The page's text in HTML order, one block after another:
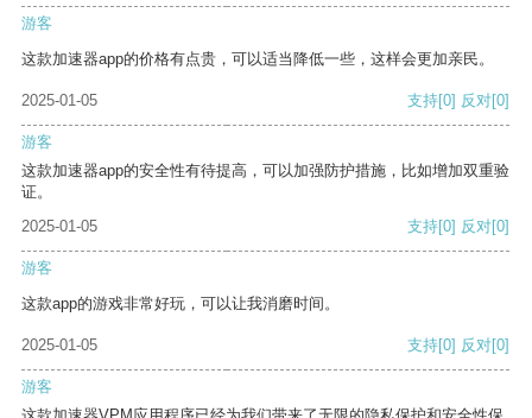
游客
这款加速器app的价格有点贵，可以适当降低一些，这样会更加亲民。
2025-01-05 支持[0] 反对[0]
游客
这款加速器app的安全性有待提高，可以加强防护措施，比如增加双重验
证。
2025-01-05
支持[0] 反对[0]
游客
这款app的游戏非常好玩，可以让我消磨时间。
2025-01-05 支持[0] 反对[0]
游客